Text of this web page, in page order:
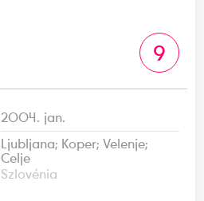
9
2004. jan.
Ljubljana; Koper; Velenje;
Celje
Szlovénia